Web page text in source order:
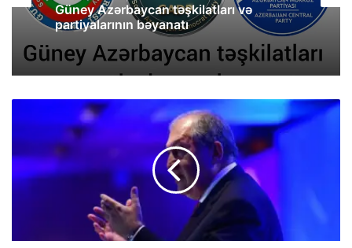
Güney Azərbaycan təşkilatları və
partiyalarının bəyanatı